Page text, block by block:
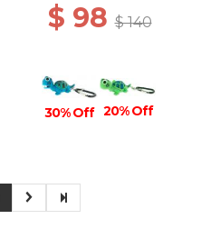
$ 98$ 140
30% Off 20% Off